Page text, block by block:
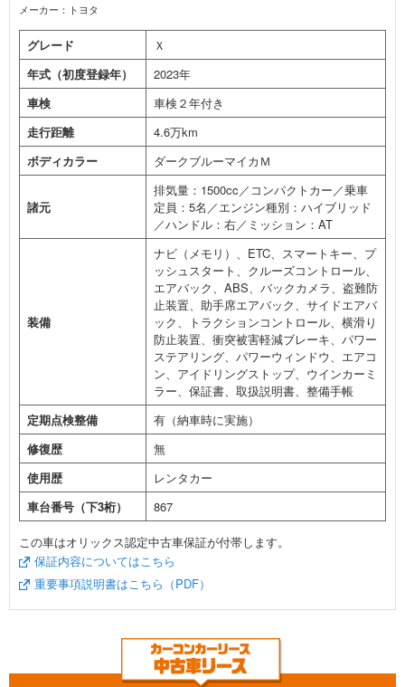
メーカー：トヨタ
グレード
Ｘ
年式（初度登録年）
2023年
車検
車検２年付き
走行距離
4.6万km
ボディカラー
ダークブルーマイカＭ
諸元
排気量：1500cc／コンパクトカー／乗車
定員：5名／エンジン種別：ハイブリッド
／ハンドル：右／ミッション：AT
装備
ナビ（メモリ）、ETC、スマートキー、プ
ッシュスタート、クルーズコントロール、
エアバック、ABS、バックカメラ、盗難防
止装置、助手席エアバック、サイドエアバ
ック、トラクションコントロール、横滑り
防止装置、衝突被害軽減ブレーキ、パワー
ステアリング、パワーウィンドウ、エアコ
ン、アイドリングストップ、ウインカーミ
ラー、保証書、取扱説明書、整備手帳
定期点検整備
有（納車時に実施）
修復歴
無
使用歴
レンタカー
車台番号（下3桁）
867
この車はオリックス認定中古車保証が付帯します。
保証内容についてはこちら
重要事項説明書はこちら（PDF）